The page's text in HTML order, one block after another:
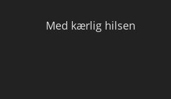
Med kærlig hilsen